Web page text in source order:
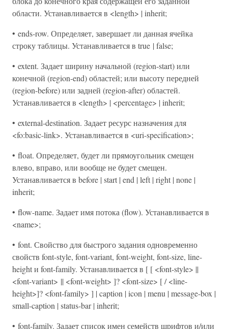
области. Устанавливается в <length> | inherit;
• ends-row. Определяет, завершает ли данная ячейка
строку таблицы. Устанавливается в true | false;
• extent. Задает ширину начальной (region-start) или
конечной (region-end) областей; или высоту передней
(region-before) или задней (region-after) областей.
Устанавливается в <length> | <percentage> | inherit;
• external-destination. Задает ресурс назначения для
<fo:basic-link>. Устанавливается в <uri-specification>;
• float. Определяет, будет ли прямоугольник смещен
влево, вправо, или вообще не будет смещен.
Устанавливается в before | start | end | left | right | none |
inherit;
• flow-name. Задает имя потока (flow). Устанавливается в
<name>;
• font. Свойство для быстрого задания одновременно
свойств font-style, font-variant, font-weight, font-size, line-
height и font-family. Устанавливается в [ [ <font-style> ||
<font-variant> || <font-weight> ]? <font-size> [ / <line-
height>]? <font-family> ] | caption | icon | menu | message-box |
small-caption | status-bar | inherit;
• font-family. Задает список имен семейств шрифтов и/или